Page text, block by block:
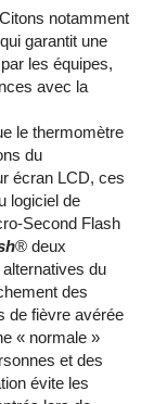
notamment
garantit une
les équipes,
avec la
le thermomètre
du
écran LCD, ces
logiciel de
Second Flash
® deux
du
des
de fièvre avérée
« normale »
et des
évite les